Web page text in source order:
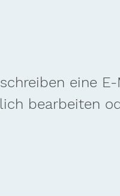
eine E-
bearbeiten